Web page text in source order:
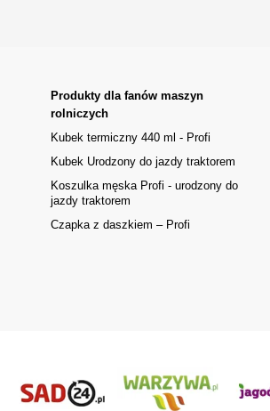
Produkty dla fanów maszyn
rolniczych
Kubek termiczny 440 ml - Profi
Kubek Urodzony do jazdy traktorem
Koszulka męska Profi - urodzony do
jazdy traktorem
Czapka z daszkiem – Profi